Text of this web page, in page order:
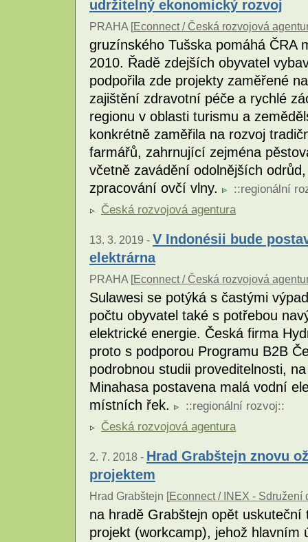
udržitelný ekonomický rozvoj
PRAHA [Econnect / Česká rozvojová
gruzínského Tušska pomáhá ČRA
2010. Řadě zdejších obyvatel
podpořila zde projekty zaměřené
zajištění zdravotní péče a rychlé
regionu v oblasti turismu a
konkrétně zaměřila na rozvoj
farmářů, zahrnující zejména
včetně zavádění odolnějších
zpracování ovčí vlny.
::regionální
Česká rozvojová agentura
13. 3. 2019 - V Indonésii bude
elektrárna
PRAHA [Econnect / Česká rozvojová
Sulawesi se potýká s častými
počtu obyvatel také s potřebou
elektrické energie. Česká firma
proto s podporou Programu B2B
podrobnou studii proveditelnosti,
Minahasa postavena malá vodní
místních řek.
::regionální rozvoj::
Česká rozvojová agentura
2. 7. 2018 - Hrad Grabštejn znovu
projektem
Hrad Grabštejn [Econnect / INEX - Sdružení
na hradě Grabštejn opět
projekt (workcamp), jehož hlavním